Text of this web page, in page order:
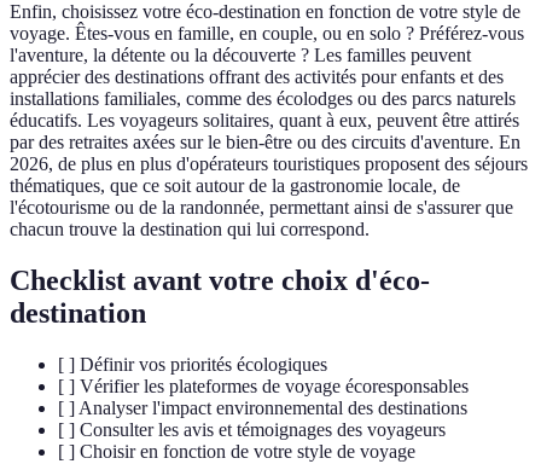
Enfin, choisissez votre éco-destination en fonction de votre style de
voyage. Êtes-vous en famille, en couple, ou en solo ? Préférez-vous
l'aventure, la détente ou la découverte ? Les familles peuvent
apprécier des destinations offrant des activités pour enfants et des
installations familiales, comme des écolodges ou des parcs naturels
éducatifs. Les voyageurs solitaires, quant à eux, peuvent être attirés
par des retraites axées sur le bien-être ou des circuits d'aventure. En
2026, de plus en plus d'opérateurs touristiques proposent des séjours
thématiques, que ce soit autour de la gastronomie locale, de
l'écotourisme ou de la randonnée, permettant ainsi de s'assurer que
chacun trouve la destination qui lui correspond.
Checklist avant votre choix d'éco-
destination
[ ] Définir vos priorités écologiques
[ ] Vérifier les plateformes de voyage écoresponsables
[ ] Analyser l'impact environnemental des destinations
[ ] Consulter les avis et témoignages des voyageurs
[ ] Choisir en fonction de votre style de voyage